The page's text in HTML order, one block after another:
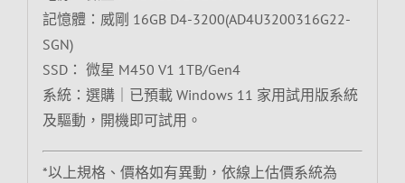
記憶體：威剛 16GB D4-3200(AD4U3200316G22-
SGN)
SSD： 微星 M450 V1 1TB/Gen4
系統：選購｜已預載 Windows 11 家用試用版系統
及驅動，開機即可試用。
*以上規格、價格如有異動，依線上估價系統為